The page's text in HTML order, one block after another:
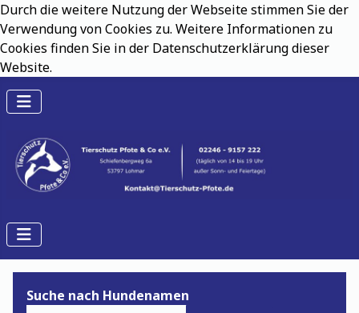
Durch die weitere Nutzung der Webseite stimmen Sie der
Verwendung von Cookies zu. Weitere Informationen zu
Cookies finden Sie in der Datenschutzerklärung dieser
Website.
Suche nach Hundenamen